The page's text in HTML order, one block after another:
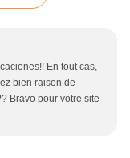
En tout cas,
bien raison de
Bravo pour votre site